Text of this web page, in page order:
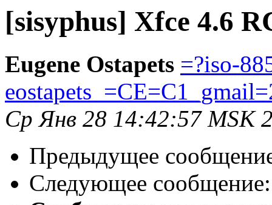
[sisyphus] Xfce 4.6
Eugene Ostapets =?iso-
Ср Янв 28 14:42:57 MSK
Предыдущее
Следующее